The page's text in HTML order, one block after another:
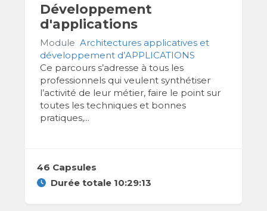
Développement
d'applications
Module Architectures applicatives et
développement d’APPLICATIONS
Ce parcours s’adresse à tous les
professionnels qui veulent synthétiser
l’activité de leur métier, faire le point sur
toutes les techniques et bonnes
pratiques,...
46 Capsules
Durée totale 10:29:13